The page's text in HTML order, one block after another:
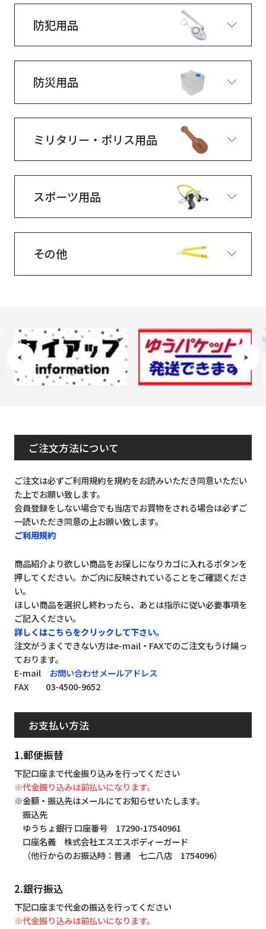
防犯用品
防災用品
ミリタリー・ポリス用品
スポーツ用品
その他
ご注文方法について
ご注文は必ずご利用規約を規約をお読みいただき同意いただい
た上でお願い致します。
会員登録をしない場合でも当店でお買物をされる場合は必ずご
一読いただき同意の上お願い致します。
ご利用規約
商品紹介より欲しい商品をお探しになりカゴに入れるボタンを
押してください。かご内に反映されていることをご確認くださ
い。
ほしい商品を選択し終わったら、あとは指示に従い必要事項を
ご記入ください。
詳しくはこちらをクリックして下さい。
注文がうまくできない方はe-mail・FAXでのご注文もうけ賜っ
ております。
E-mail お問い合わせメールアドレス
FAX 03-4500-9652
お支払い方法
1.郵便振替
下記口座まで代金振り込みを行ってください
※代金振り込みは前払いになります。
※金額・振込先はメールにてお知らせいたします。
振込先
ゆうちょ銀行 口座番号 17290-17540961
口座名義 株式会社エスエスボディーガード
（他行からのお振込時：普通 七二八店 1754096）
2.銀行振込
下記口座まで代金の振込を行ってください
※代金振り込みは前払いになります。